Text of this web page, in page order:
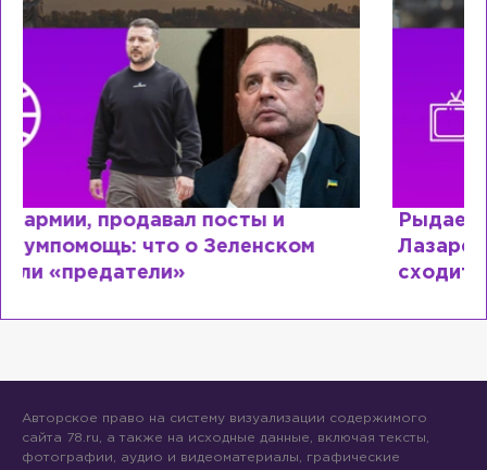
Рыдает из-за мужа, но опять флиртует с
Лазаревым: как Лера Кудрявцева
сходит с ума
Авторское право на систему визуализации содержимого
сайта 78.ru, а также на исходные данные, включая тексты,
фотографии, аудио и видеоматериалы, графические